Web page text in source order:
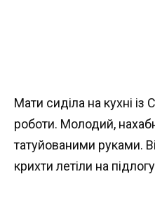
Мати сиділа на кухні із
роботи. Молодий,
татуйованими руками.
крихти летіли на